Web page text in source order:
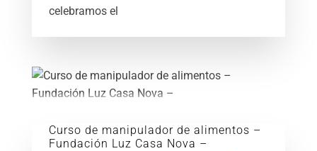
celebramos el
Curso de manipulador de alimentos –
Fundación Luz Casa Nova –